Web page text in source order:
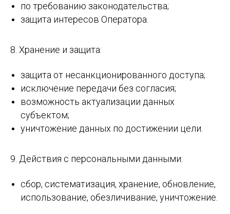
по требованию законодательства;
защита интересов Оператора.
8. Хранение и защита:
защита от несанкционированного доступа;
исключение передачи без согласия;
возможность актуализации данных
субъектом;
уничтожение данных по достижении цели.
9. Действия с персональными данными:
сбор, систематизация, хранение, обновление,
использование, обезличивание, уничтожение.